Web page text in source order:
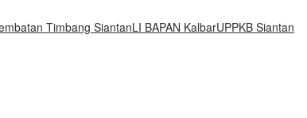
Timbang SiantanLI BAPAN KalbarUPPKB Siantan